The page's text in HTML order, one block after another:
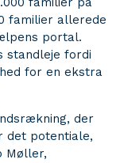
familier allerede
portal.
standleje fordi
for en ekstra
der
det potentiale,
Møller,